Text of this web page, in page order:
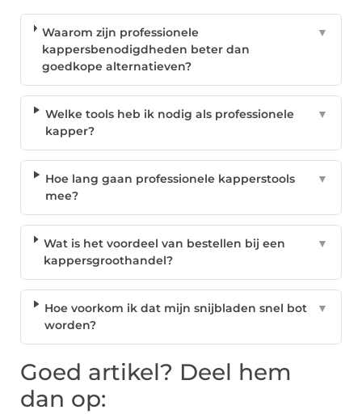
Waarom zijn professionele
kappersbenodigdheden beter dan
goedkope alternatieven?
▼
Welke tools heb ik nodig als professionele
kapper?
▼
Hoe lang gaan professionele kapperstools
mee?
▼
Wat is het voordeel van bestellen bij een
kappersgroothandel?
▼
Hoe voorkom ik dat mijn snijbladen snel bot
worden?
▼
Goed artikel? Deel hem
dan op: